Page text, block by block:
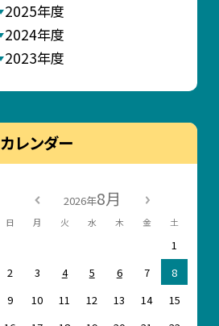
2025年度
2024年度
2023年度
カレンダー
2026年8月
日 月 火 水 木 金 土
1
2
3 4 5 6 7
8
9
10 11 12 13 14
15